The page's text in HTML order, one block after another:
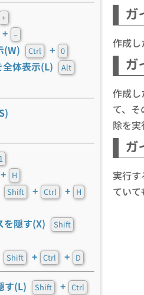
+
+ –
(W) Ctrl + 0
全体表示(L) Alt
1
+ H
Shift + Ctrl + H
を隠す(X)
Shift
Shift + Ctrl + D
す(L) Shift + Ctrl
作成し
作成し
て、
除を実
ガ
実行
ていて